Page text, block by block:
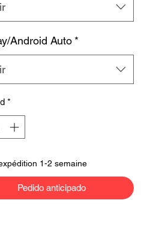
Android Auto *
*
1-2 semaine
Pedido anticipado